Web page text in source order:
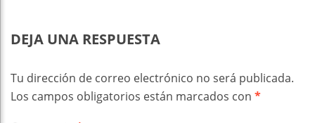
DEJA UNA RESPUESTA
Tu dirección de correo electrónico no será publicada.
Los campos obligatorios están marcados con *